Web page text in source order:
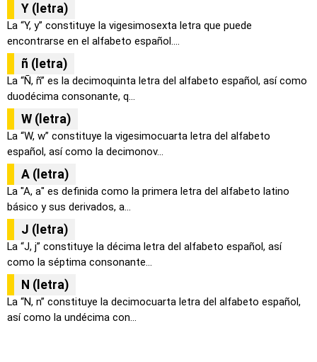
Y (letra)
La “Y, y” constituye la vigesimosexta letra que puede
encontrarse en el alfabeto español....
ñ (letra)
La “Ñ, ñ” es la decimoquinta letra del alfabeto español, así como
duodécima consonante, q...
W (letra)
La “W, w” constituye la vigesimocuarta letra del alfabeto
español, así como la decimonov...
A (letra)
La "A, a" es definida como la primera letra del alfabeto latino
básico y sus derivados, a...
J (letra)
La “J, j” constituye la décima letra del alfabeto español, así
como la séptima consonante...
N (letra)
La “N, n” constituye la decimocuarta letra del alfabeto español,
así como la undécima con...